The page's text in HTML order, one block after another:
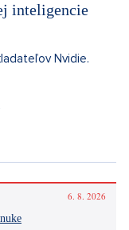
inteligencie
Nvidie.
6. 8. 2026